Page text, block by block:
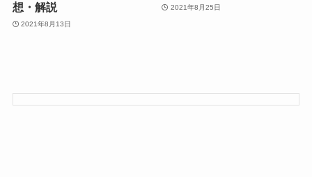
想・解説
2021年8月13日
2021年8月25日